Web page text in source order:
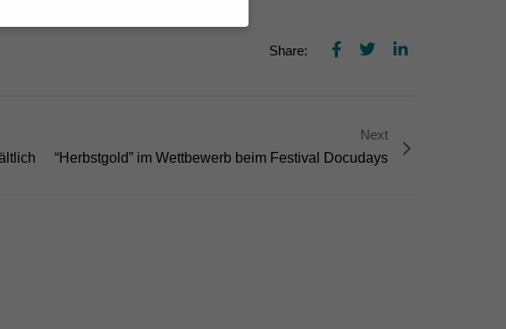
Share:
Next
“Herbstgold” im Wettbewerb beim Festival Docudays
Einwilligung zu ganzen Kategorien
Funktion der Website erforderlich.